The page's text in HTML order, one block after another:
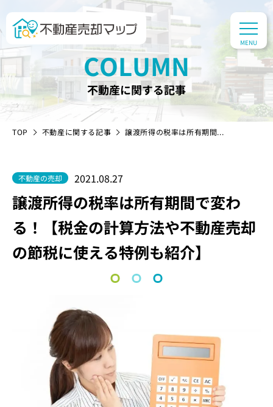
COLUMN
不動産に関する記事
TOP 不動産に関する記事 譲渡所得の税率は所有期間...
譲渡所得の税率は所有期間で変わ
る！【税金の計算方法や不動産売却
の節税に使える特例も紹介】
不動産の売却 2021.08.27